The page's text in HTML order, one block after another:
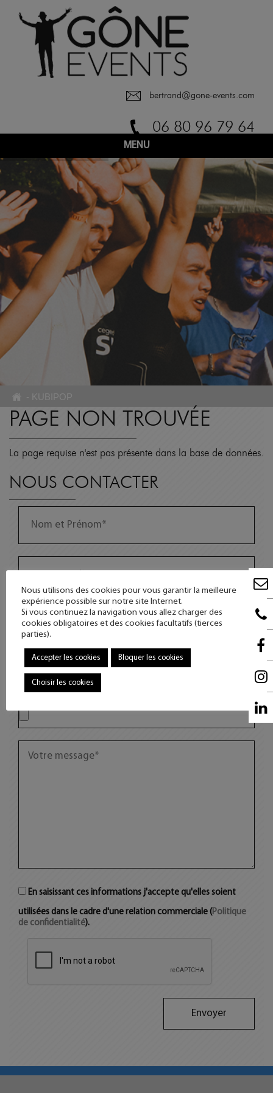
bertrand@gone-events.com
06 80 96 79 64
MENU
- KUBIPOP
PAGE NON TROUVÉE
La page requise n'est pas présente dans la base de données.
NOUS CONTACTER
En saisissant ces informations j'accepte qu'elles soient
utilisées dans le cadre d'une relation commerciale (Politique
de confidentialité).
Nous utilisons des cookies pour vous garantir la meilleure
expérience possible sur notre site Internet.
Si vous continuez la navigation vous allez charger des
cookies obligatoires et des cookies facultatifs (tierces
parties).
Accepter les cookies Bloquer les cookies
Choisir les cookies